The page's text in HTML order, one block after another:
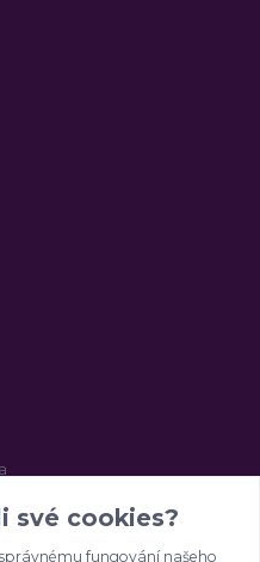
své cookies?
fungování našeho